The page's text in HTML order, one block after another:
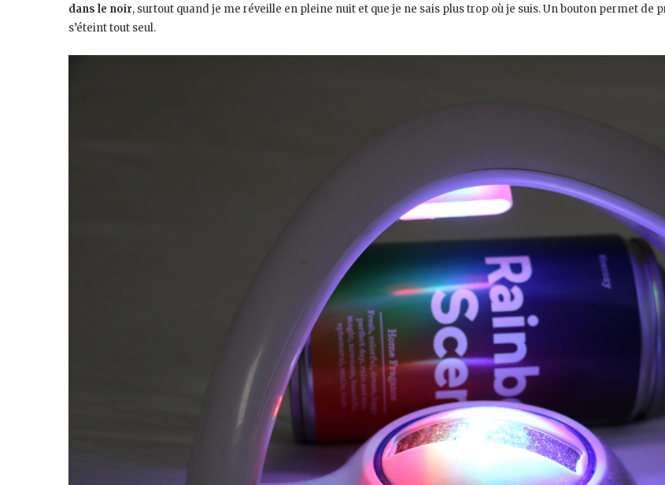
dans le noir, surtout quand je me réveille en pleine nuit et que je ne sais plus trop où je suis. Un bouton permet de
s’éteint tout seul.